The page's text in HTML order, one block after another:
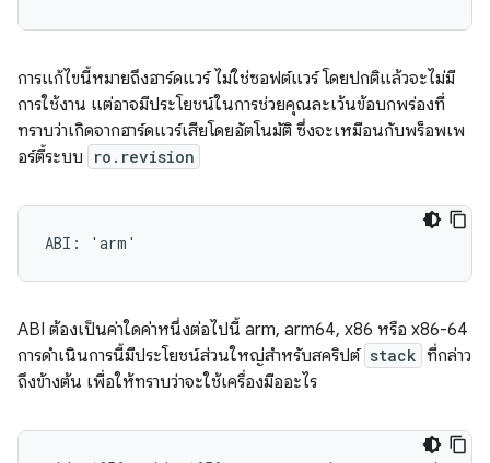
การแก้ไขนี้หมายถึงฮาร์ดแวร์ ไม่ใช่ซอฟต์แวร์ โดยปกติแล้วจะไม่มี
การใช้งาน แต่อาจมีประโยชน์ในการช่วยคุณละเว้นข้อบกพร่องที่
ทราบว่าเกิดจากฮาร์ดแวร์เสียโดยอัตโนมัติ ซึ่งจะเหมือนกับพร็อพเพ
อร์ตี้ระบบ
ro.revision
ABI ต้องเป็นค่าใดค่าหนึ่งต่อไปนี้ arm, arm64, x86 หรือ x86-64
การดำเนินการนี้มีประโยชน์ส่วนใหญ่สำหรับสคริปต์ stack ที่กล่าว
ถึงข้างต้น เพื่อให้ทราบว่าจะใช้เครื่องมืออะไร